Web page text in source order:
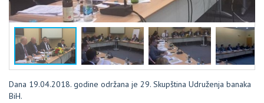
Dana 19.04.2018. godine održana je 29. Skupština Udruženja banaka
BiH.